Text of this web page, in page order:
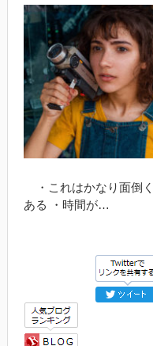
・これはかなり面倒
ある ・時間が…